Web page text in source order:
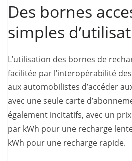
Des bornes
simples
L’utilisation des bornes de
facilitée par l’interopérabilité
aux automobilistes d’accéder
avec une seule carte
également incitatifs, avec un
par kWh pour une recharge
kWh pour une recharge rapide.